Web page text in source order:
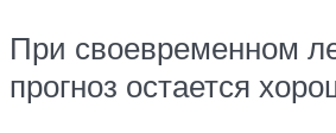
При своевременном
прогноз остается